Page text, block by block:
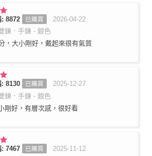
: 8872 已購買
2026-04-22
鍊．手鍊 - 銀色
，大小剛好，戴起來很有氣質
: 8130 已購買
2025-12-27
鍊．手鍊 - 銀色
剛好，有層次感，很好看
: 7467 已購買
2025-11-12